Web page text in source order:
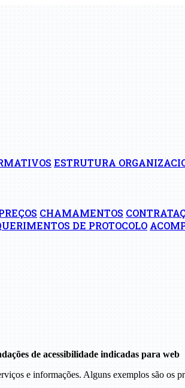
ESTRUTURA
CHAMAMENTOS
DE PROTOCOLO
de acessibilidade indicadas para web
e informações. Alguns exemplos são os